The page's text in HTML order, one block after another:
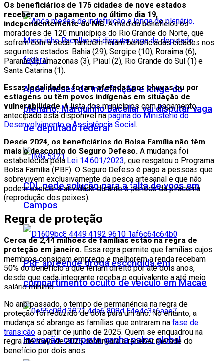
Após meses de indefinição e longe do
plenário, Marquinho Bacellar vai disputar vaga
de deputado federal
CDL pede solução para a falta de voos em
Campos
PRF apreende droga escondida em
compartimento oculto de veículo em Macaé
Inovação campista ganha palco global
Os beneficiários de 176 cidades de nove estados
receberam o pagamento no último dia 19,
independentemente do NIS.A medida beneficiou os
moradores de 120 municípios do Rio Grande do Norte, que
sofrem com a seca. Também foram beneficiadas cidades nos
seguintes estados: Bahia (29), Sergipe (10), Roraima (6),
Paraná (4), Amazonas (3), Piauí (2), Rio Grande do Sul (1) e
Santa Catarina (1).
Essas localidades foram afetadas por chuvas ou por
estiagens ou têm povos indígenas em situação de
vulnerabilidade. A lista dos municípios com pagamento
antecipado está disponível napágina do Ministério do
Desenvolvimento e Assistência Social .
Desde 2024, os beneficiários do Bolsa Família não têm
mais o desconto do Seguro Defeso. A mudança foi
estabelecida pela Lei 14.601/2023, que resgatou o Programa
Bolsa Família (PBF). O Seguro Defeso é pago a pessoas que
sobrevivem exclusivamente da pesca artesanal e que não
podem exercer a atividade durante o período da piracema
(reprodução dos peixes).
Regra de proteção
Cerca de 2,44 milhões de famílias estão na regra de
proteção em janeiro. Essa regra permite que famílias cujos
membros consigam emprego e melhorem a renda recebam
50% do benefício a que teriam direito por até dois anos,
desde que cada integrante receba o equivalente a até meio
salário mínimo.
No ano passado, o tempo de permanência na regra de
proteção foi reduzido de dois para um ano. No entanto, a
mudança só abrange as famílias que entraram na fase de
transição a partir de junho de 2025. Quem se enquadrou na
regra até maio de 2025 continuará a receber metade do
benefício por dois anos.